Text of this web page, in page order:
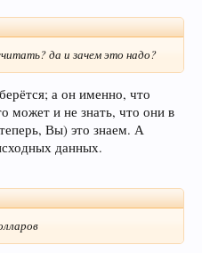
да и зачем это надо?
а он именно, что
может и не знать, что они в
Вы) это знаем. А
данных.